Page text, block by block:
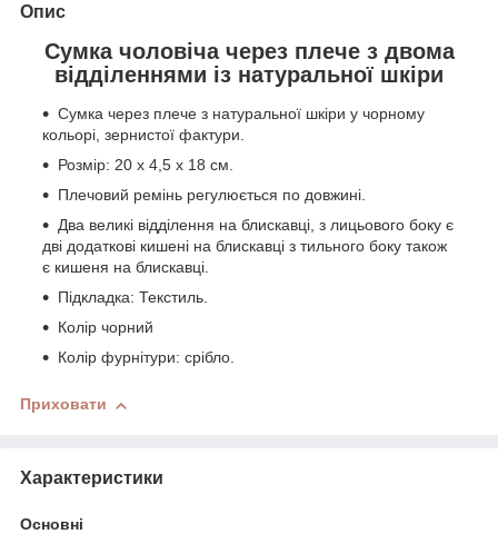
Опис
Сумка чоловіча через плече з двома
відділеннями із натуральної шкіри
Сумка через плече з натуральної шкіри у чорному
кольорі, зернистої фактури.
Розмір: 20 x 4,5 x 18 см.
Плечовий ремінь регулюється по довжині.
Два великі відділення на блискавці, з лицьового боку є
дві додаткові кишені на блискавці з тильного боку також
є кишеня на блискавці.
Підкладка: Текстиль.
Колір чорний
Колір фурнітури: срібло.
Приховати
Характеристики
Основні